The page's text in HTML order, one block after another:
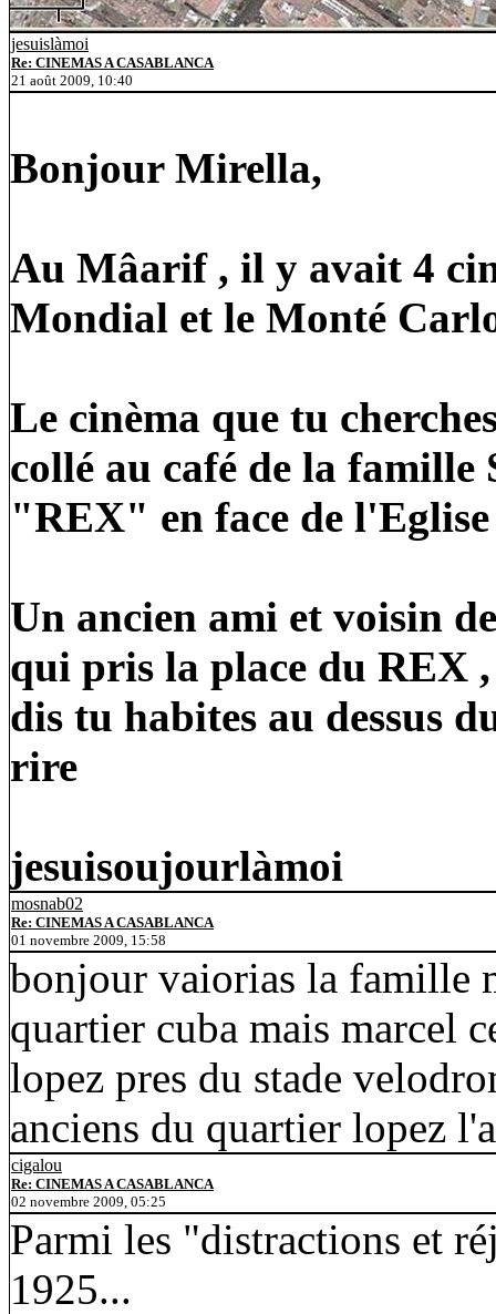
jesuislàmoi
Re: CINEMAS A CASABLANCA
21 août 2009, 10:40
Bonjour Mirella,
Au Mâarif , il y avait 4
Mondial et le Monté
Le cinèma que tu
collé au café de la
"REX" en face de
Un ancien ami et voisin
qui pris la place du REX
dis tu habites au dessus
rire
jesuisoujourlàmoi
mosnab02
Re: CINEMAS A CASABLANCA
01 novembre 2009, 15:58
bonjour vaiorias la famille
quartier cuba mais marcel
lopez pres du stade
anciens du quartier lopez
cigalou
Re: CINEMAS A CASABLANCA
02 novembre 2009, 05:25
Parmi les "distractions et
1925...